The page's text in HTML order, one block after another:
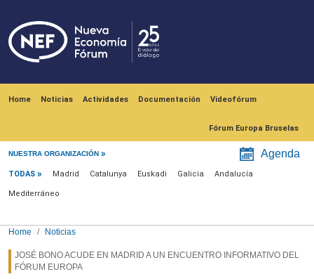
Home Noticias Actividades Documentación Videofórum
Fórum Europa Bruselas
NUESTRA ORGANIZACIÓN Agenda
Menú noticias
TODAS Madrid Catalunya Euskadi Galicia Andalucía
Mediterráneo
Home Noticias
JOSÉ BONO ACUDE EN MADRID A UN ENCUENTRO INFORMATIVO DEL
FÓRUM EUROPA